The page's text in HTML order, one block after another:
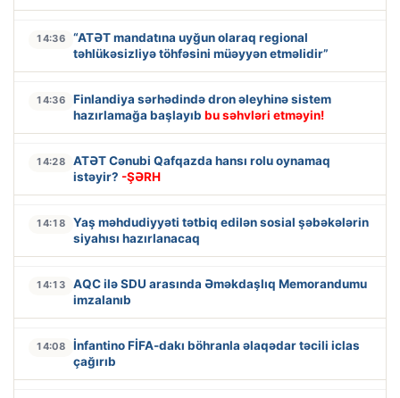
14:36
“ATƏT mandatına uyğun olaraq regional
təhlükəsizliyə töhfəsini müəyyən etməlidir”
14:36
Finlandiya sərhədində dron əleyhinə sistem
hazırlamağa başlayıb bu səhvləri etməyin!
14:28
ATƏT Cənubi Qafqazda hansı rolu oynamaq
istəyir? -ŞƏRH
14:18
Yaş məhdudiyyəti tətbiq edilən sosial şəbəkələrin
siyahısı hazırlanacaq
14:13
AQC ilə SDU arasında Əməkdaşlıq Memorandumu
imzalanıb
14:08
İnfantino FİFA-dakı böhranla əlaqədar təcili iclas
çağırıb